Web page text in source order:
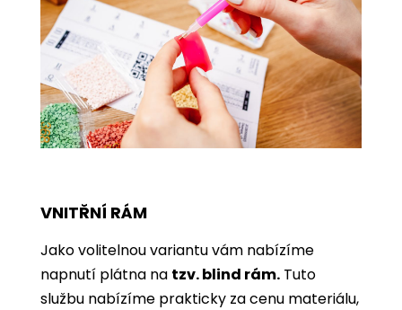
VNITŘNÍ RÁM
Jako volitelnou variantu vám nabízíme
napnutí plátna na tzv. blind rám. Tuto
službu nabízíme prakticky za cenu materiálu,